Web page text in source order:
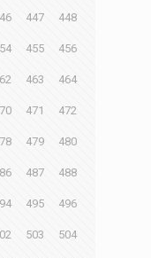
447 448
455 456
463 464
471 472
479 480
487 488
495 496
503 504